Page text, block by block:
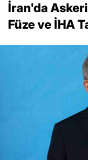
İran'da
Füze ve İHA